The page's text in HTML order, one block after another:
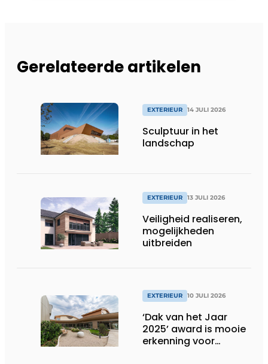
Gerelateerde artikelen
EXTERIEUR 14 JULI 2026
Sculptuur in het
landschap
EXTERIEUR 13 JULI 2026
Veiligheid realiseren,
mogelijkheden
uitbreiden
EXTERIEUR 10 JULI 2026
‘Dak van het Jaar
2025’ award is mooie
erkenning voor